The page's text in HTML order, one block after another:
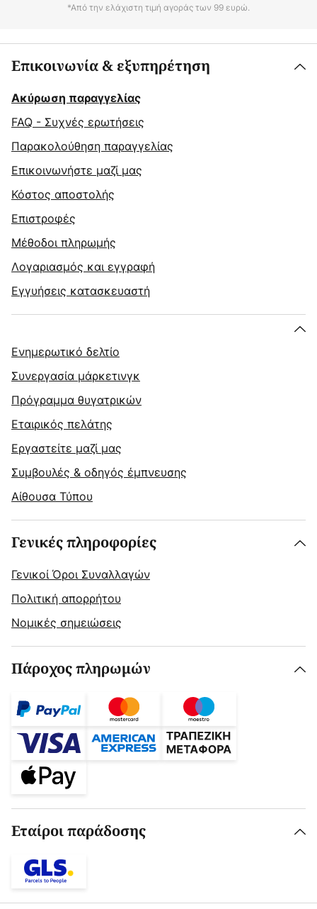
*Από την ελάχιστη τιμή αγοράς των 99 ευρώ.
Επικοινωνία & εξυπηρέτηση
Ακύρωση παραγγελίας
FAQ - Συχνές ερωτήσεις
Παρακολούθηση παραγγελίας
Επικοινωνήστε μαζί μας
Κόστος αποστολής
Επιστροφές
Μέθοδοι πληρωμής
Λογαριασμός και εγγραφή
Εγγυήσεις κατασκευαστή
Ενημερωτικό δελτίο
Συνεργασία μάρκετινγκ
Πρόγραμμα θυγατρικών
Εταιρικός πελάτης
Εργαστείτε μαζί μας
Συμβουλές & οδηγός έμπνευσης
Αίθουσα Τύπου
Γενικές πληροφορίες
Γενικοί Όροι Συναλλαγών
Πολιτική απορρήτου
Νομικές σημειώσεις
Πάροχος πληρωμών
Εταίροι παράδοσης